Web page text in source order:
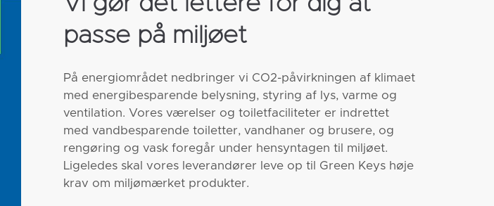
passe på miljøet
På energiområdet nedbringer vi CO2-påvirkningen af klimaet
med energibesparende belysning, styring af lys, varme og
ventilation. Vores værelser og toiletfaciliteter er indrettet
med vandbesparende toiletter, vandhaner og brusere, og
rengøring og vask foregår under hensyntagen til miljøet.
Ligeledes skal vores leverandører leve op til Green Keys høje
krav om miljømærket produkter.